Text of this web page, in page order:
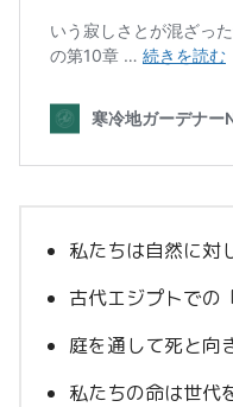
私たちは自然に対
古代エジプトでの
庭を通して死と向
私たちの命は世代